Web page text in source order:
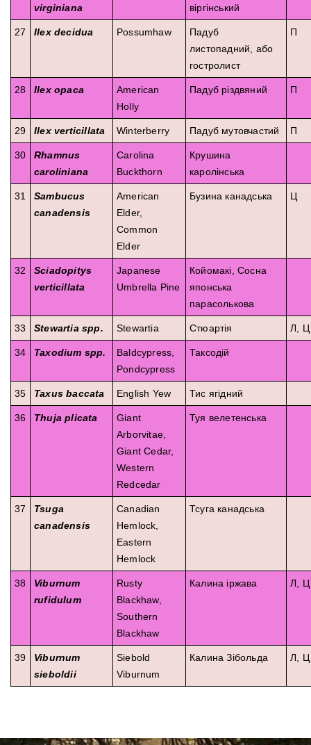
virginiana віргінський
27 Ilex decidua Possumhaw
Падуб
листопадний, або
гостролист
П
28 Ilex opaca
American
Holly
Падуб різдвяний П
29 Ilex verticillata Winterberry Падуб мутовчастий П
30
Rhamnus
caroliniana
Carolina
Buckthorn
Крушина
каролінська
31
Sambucus
canadensis
American
Elder,
Common
Elder
Бузина канадська Ц
32
Sciadopitys
verticillata
Japanese
Umbrella Pine
Койомакі, Сосна
японська
парасолькова
33 Stewartia spp. Stewartia Стюартія Л, Ц
34 Taxodium spp.
Baldcypress,
Pondcypress
Таксодій
35 Taxus baccata English Yew Тис ягідний
36 Thuja plicata
Giant
Arborvitae,
Giant Cedar,
Western
Redcedar
Туя велетенська
37
Tsuga
canadensis
Canadian
Hemlock,
Eastern
Hemlock
Тсуга канадська
38
Viburnum
rufidulum
Rusty
Blackhaw,
Southern
Blackhaw
Калина іржава Л, Ц
39
Viburnum
sieboldii
Siebold
Viburnum
Калина Зібольда Л, Ц